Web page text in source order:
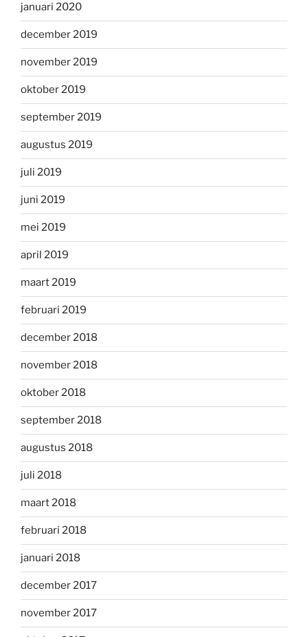
januari 2020
december 2019
november 2019
oktober 2019
september 2019
augustus 2019
juli 2019
juni 2019
mei 2019
april 2019
maart 2019
februari 2019
december 2018
november 2018
oktober 2018
september 2018
augustus 2018
juli 2018
maart 2018
februari 2018
januari 2018
december 2017
november 2017